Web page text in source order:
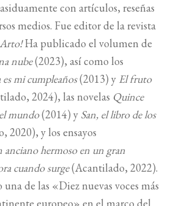
con artículos, reseñas
medios. Fue editor de la revista
Arto!Ha publicado el volumen de
nube(2023), así como los
es mi cumpleaños(2013) y El fruto
2024), las novelas Quince
mundo(2014) y San, el libro de los
2020), y los ensayos
anciano hermoso en un gran
cuando surge(Acantilado, 2022).
de las «Diez nuevas voces más